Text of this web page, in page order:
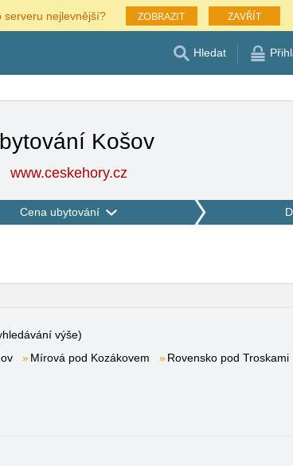
serveru nejlevnější? ZOBRAZIT ZAVŘÍT
Hledat
Košov
www.ceskehory.cz
Cena ubytování
výše)
Mírová pod Kozákovem Rovensko pod Troskami